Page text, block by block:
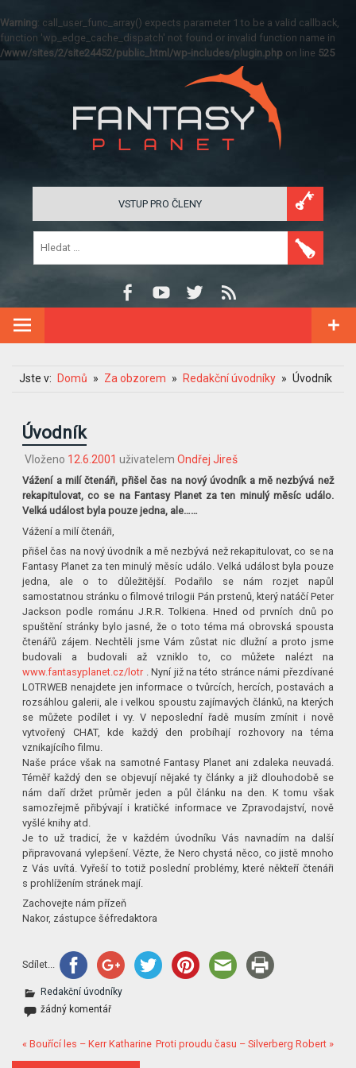
Warning: call_user_func_array() expects parameter 1 to be a valid callback,
function 'wp_edge_cache_dispatch' not found or invalid function name in
/www/sites/2/site24452/public_html/wp-includes/plugin.php on line 525
VSTUP PRO ČLENY
Jste v: Domů Za obzorem Redakční úvodníky Úvodník
Úvodník
Vloženo 12.6.2001 uživatelem Ondřej Jireš
Vážení a milí čtenáři, přišel čas na nový úvodník a mě nezbývá než
rekapitulovat, co se na Fantasy Planet za ten minulý měsíc událo.
Velká událost byla pouze jedna, ale……
Vážení a milí čtenáři,
přišel čas na nový úvodník a mě nezbývá než rekapitulovat, co se na
Fantasy Planet za ten minulý měsíc událo. Velká událost byla pouze
jedna, ale o to důležitější. Podařilo se nám rozjet napůl
samostatnou stránku o filmové trilogii Pán prstenů, který natáčí Peter
Jackson podle románu J.R.R. Tolkiena. Hned od prvních dnů po
spuštění stránky bylo jasné, že o toto téma má obrovská spousta
čtenářů zájem. Nechtěli jsme Vám zůstat nic dlužní a proto jsme
budovali a budovali až vzniklo to, co můžete nalézt na
www.fantasyplanet.cz/lotr . Nyní již na této stránce námi přezdívané
LOTRWEB nenajdete jen informace o tvůrcích, hercích, postavách a
rozsáhlou galerii, ale i velkou spoustu zajímavých článků, na kterých
se můžete podílet i vy. V neposlední řadě musím zmínit i nově
vytvořený CHAT, kde každý den probíhají rozhovory na téma
vznikajícího filmu.
Naše práce však na samotné Fantasy Planet ani zdaleka neuvadá.
Téměř každý den se objevují nějaké ty články a již dlouhodobě se
nám daří držet průměr jeden a půl článku na den. K tomu však
samozřejmě přibývají i kratičké informace ve Zpravodajství, nově
vyšlé knihy atd.
Je to už tradicí, že v každém úvodníku Vás navnadím na další
připravovaná vylepšení. Vězte, že Nero chystá něco, co jistě mnoho
z Vás uvítá. Vyřeší to totiž poslední problémy, které někteří čtenáři
s prohlížením stránek mají.
Zachovejte nám přízeň
Nakor, zástupce šéfredaktora
Sdílet...
Redakční úvodníky
žádný komentář
« Bouřící les – Kerr Katharine Proti proudu času – Silverberg Robert »